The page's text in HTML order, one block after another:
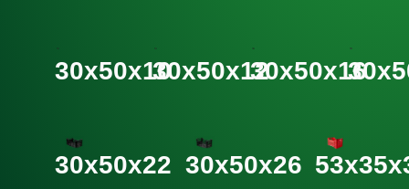
30x50x1030x50x1230x50x16
30x50x22 30x50x26